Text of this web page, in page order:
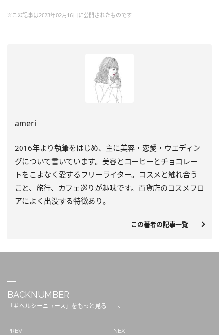
※この記事は2023年02月16日に公開されたものです
ameri
2016年より執筆をはじめ、主に美容・恋愛・ ウエディン
グについて書いています。 美容とコーヒーとチョコレー
トをこよなく愛するフリーライター。 コスメと触れ合う
こと、旅行、カフェ巡りが趣味です。 百貨店のコスメフロ
アによく出没する特徴あり。
この著者の記事一覧
BACKNUMBER
「＃ヘルシーニュース」をもっと見る
PREV NEXT